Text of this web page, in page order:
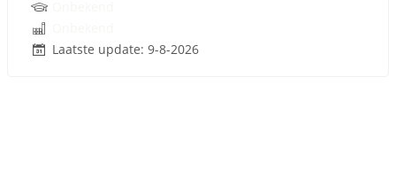
Laatste update: 9-8-2026